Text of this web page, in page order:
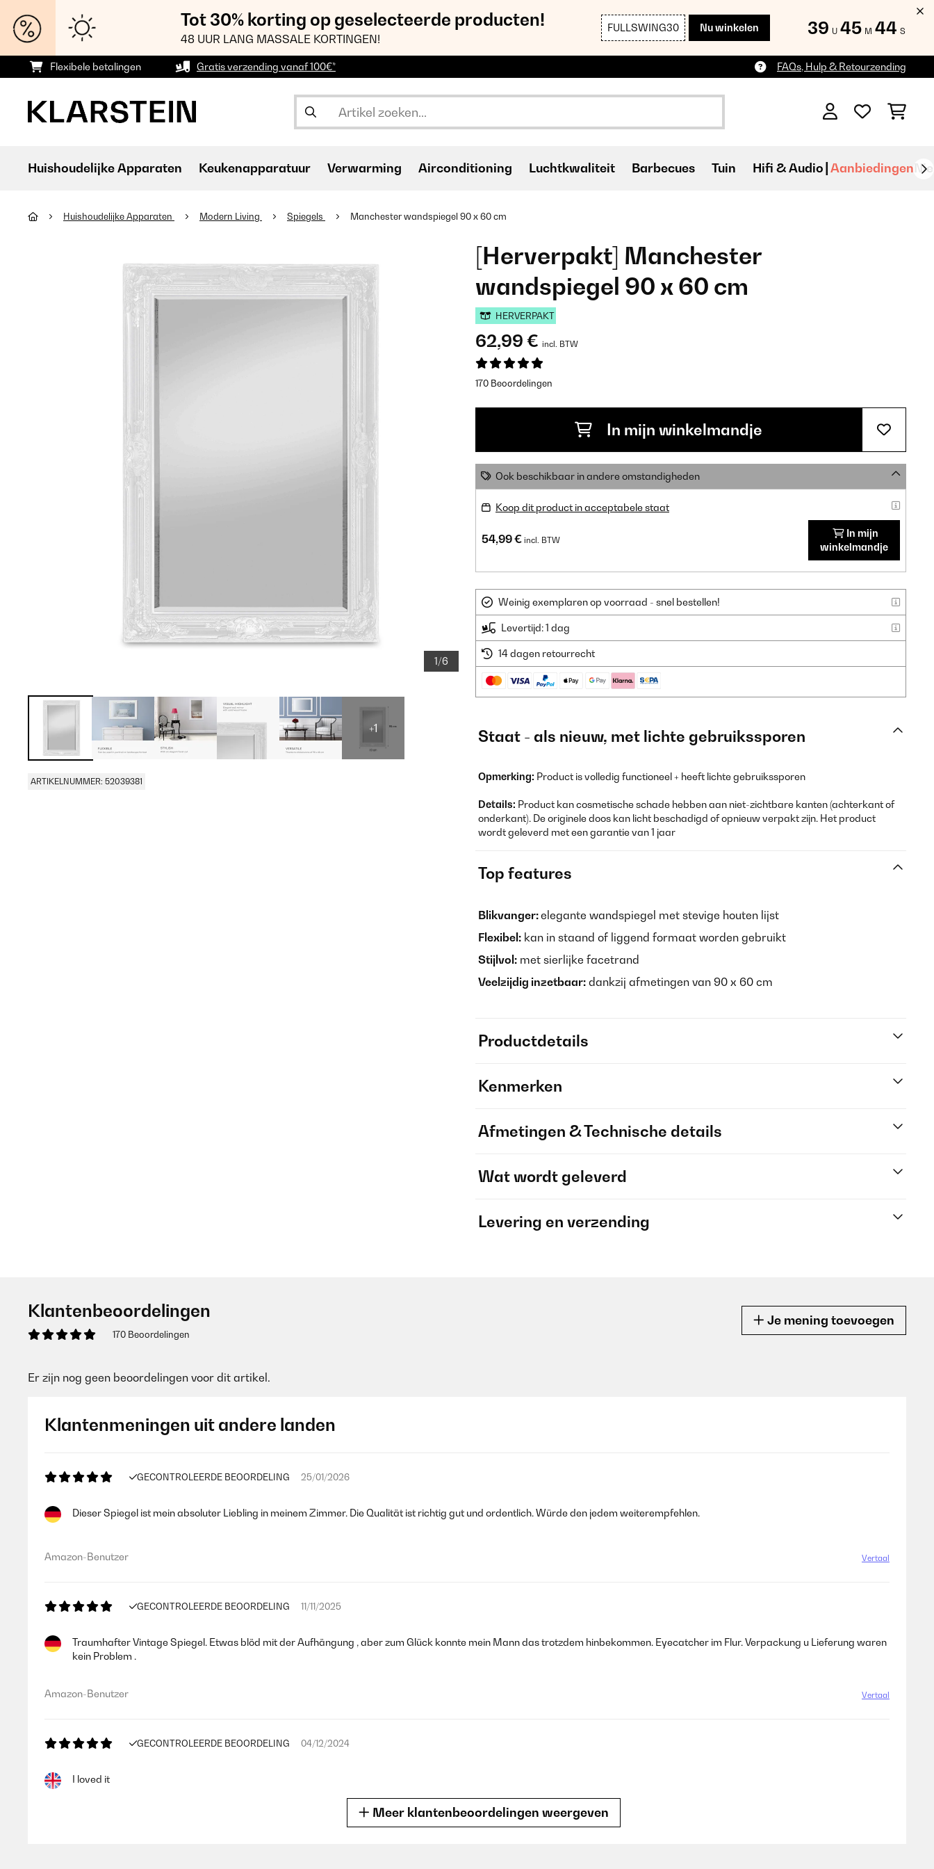
Tot 30% korting op geselecteerde producten!
48 UUR LANG MASSALE KORTINGEN!
FULLSWING30 Nu winkelen 39 U 45 M 43 S
Flexibele betalingen Gratis verzending vanaf 100€* FAQs, Hulp & Retourzending
Huishoudelijke Apparaten Keukenapparatuur Verwarming Airconditioning Luchtkwaliteit Barbecues Tuin Hifi & Audio Aanbiedingen
Huishoudelijke Apparaten Modern Living Spiegels Manchester wandspiegel 90 x 60 cm
1/6
+1
ARTIKELNUMMER: 52039381
[Herverpakt] Manchester
wandspiegel 90 x 60 cm
HERVERPAKT
62,99 € incl. BTW
170 Beoordelingen
In mijn winkelmandje
Ook beschikbaar in andere omstandigheden
Koop dit product in acceptabele staat
54,99 € incl. BTW
In mijn
winkelmandje
Weinig exemplaren op voorraad - snel bestellen!
Levertijd: 1 dag
14 dagen retourrecht
Staat - als nieuw, met lichte gebruikssporen
Opmerking: Product is volledig functioneel + heeft lichte gebruikssporen
Details: Product kan cosmetische schade hebben aan niet-zichtbare kanten (achterkant of
onderkant). De originele doos kan licht beschadigd of opnieuw verpakt zijn. Het product
wordt geleverd met een garantie van 1 jaar
Top features
Blikvanger:elegante wandspiegel met stevige houten lijst
Flexibel: kan in staand of liggend formaat worden gebruikt
Stijlvol: met sierlijke facetrand
Veelzijdig inzetbaar: dankzij afmetingen van 90 x 60 cm
Productdetails
Kenmerken
Afmetingen & Technische details
Wat wordt geleverd
Levering en verzending
Klantenbeoordelingen
170 Beoordelingen
Je mening toevoegen
Er zijn nog geen beoordelingen voor dit artikel.
Klantenmeningen uit andere landen
GECONTROLEERDE BEOORDELING 25/01/2026
Dieser Spiegel ist mein absoluter Liebling in meinem Zimmer. Die Qualität ist richtig gut und ordentlich. Würde den jedem weiterempfehlen.
Amazon-Benutzer Vertaal
GECONTROLEERDE BEOORDELING 11/11/2025
Traumhafter Vintage Spiegel. Etwas blöd mit der Aufhängung , aber zum Glück konnte mein Mann das trotzdem hinbekommen. Eyecatcher im Flur. Verpackung u Lieferung waren
kein Problem .
Amazon-Benutzer Vertaal
GECONTROLEERDE BEOORDELING 04/12/2024
I loved it
Meer klantenbeoordelingen weergeven